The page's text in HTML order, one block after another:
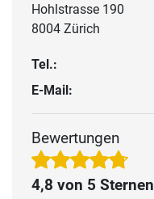
Hohlstrasse 190
8004 Zürich
Tel.:
E-Mail:
Bewertungen
4,8 von 5 Sternen